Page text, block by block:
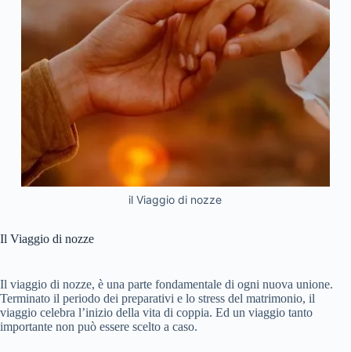
il Viaggio di nozze
Il Viaggio di nozze
Il viaggio di nozze, è una parte fondamentale di ogni nuova unione.
Terminato il periodo dei preparativi e lo stress del matrimonio, il
viaggio celebra l’inizio della vita di coppia. Ed un viaggio tanto
importante non può essere scelto a caso.